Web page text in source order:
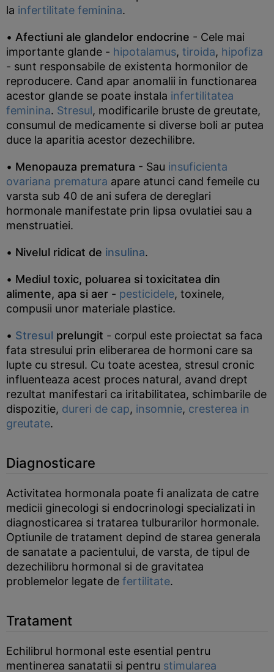
la infertilitate feminina.
• Afectiuni ale glandelor endocrine - Cele mai
importante glande - hipotalamus, tiroida, hipofiza
- sunt responsabile de existenta hormonilor de
reproducere. Cand apar anomalii in functionarea
acestor glande se poate instala infertilitatea
feminina. Stresul, modificarile bruste de greutate,
consumul de medicamente si diverse boli ar putea
duce la aparitia acestor dezechilibre.
• Menopauza prematura - Sau insuficienta
ovariana prematura apare atunci cand femeile cu
varsta sub 40 de ani sufera de dereglari
hormonale manifestate prin lipsa ovulatiei sau a
menstruatiei.
• Nivelul ridicat de insulina.
• Mediul toxic, poluarea si toxicitatea din
alimente, apa si aer - pesticidele, toxinele,
compusii unor materiale plastice.
• Stresul prelungit - corpul este proiectat sa faca
fata stresului prin eliberarea de hormoni care sa
lupte cu stresul. Cu toate acestea, stresul cronic
influenteaza acest proces natural, avand drept
rezultat manifestari ca iritabilitatea, schimbarile de
dispozitie, dureri de cap, insomnie, cresterea in
greutate.
Diagnosticare
Activitatea hormonala poate fi analizata de catre
medicii ginecologi si endocrinologi specializati in
diagnosticarea si tratarea tulburarilor hormonale.
Optiunile de tratament depind de starea generala
de sanatate a pacientului, de varsta, de tipul de
dezechilibru hormonal si de gravitatea
problemelor legate de fertilitate.
Tratament
Echilibrul hormonal este esential pentru
mentinerea sanatatii si pentru stimularea